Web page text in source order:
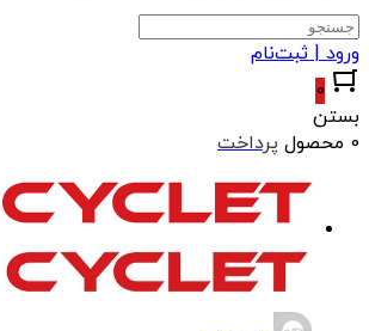
ورود | ثبت‌نام
0
بستن
0 محصول
پرداخت